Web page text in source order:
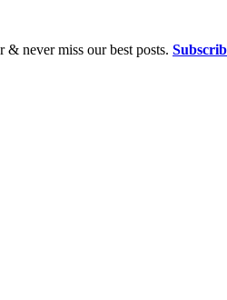
& never miss our best posts.